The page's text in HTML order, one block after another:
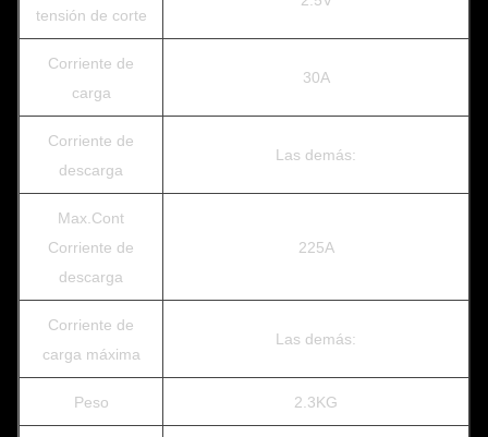
tensión de corte
Corriente de
carga
30A
Corriente de
descarga
Las demás:
Max.Cont
Corriente de
descarga
225A
Corriente de
carga máxima
Las demás:
Peso 2.3KG